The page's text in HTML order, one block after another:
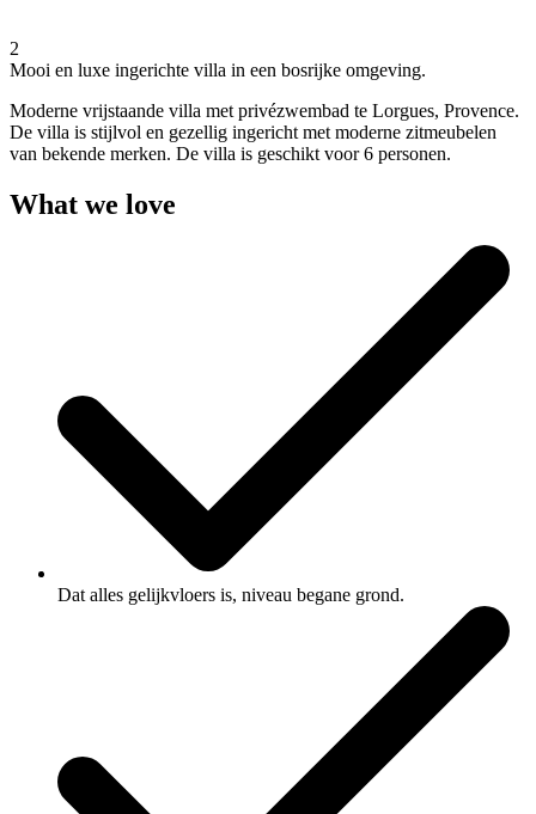
2
Mooi en luxe ingerichte villa in een bosrijke omgeving.
Moderne vrijstaande villa met privézwembad te Lorgues, Provence.
De villa is stijlvol en gezellig ingericht met moderne zitmeubelen
van bekende merken. De villa is geschikt voor 6 personen.
What we love
Dat alles gelijkvloers is, niveau begane grond.